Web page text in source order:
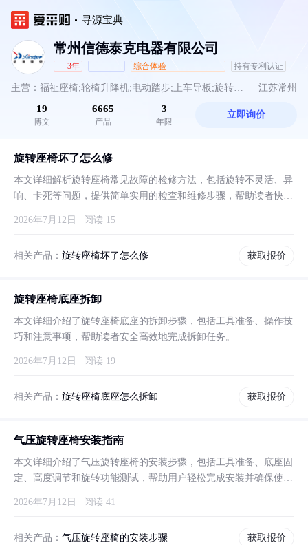
寻源宝典
常州信德泰克电器有限公司
3年 综合体验 持有专利认证
江苏常州
主营：福祉座椅;轮椅升降机;电动踏步;上车导板;旋转座
椅;伸缩踏步;轮椅上车导板;分离式福祉座椅
19
博文
6665
产品
3
年限
立即询价
旋转座椅坏了怎么修
本文详细解析旋转座椅常见故障的检修方法，包括旋转不灵活、异
响、卡死等问题，提供简单实用的检查和维修步骤，帮助读者快速
2026年7月12日 | 阅读 15
相关产品： 旋转座椅坏了怎么修 获取报价
旋转座椅底座拆卸
本文详细介绍了旋转座椅底座的拆卸步骤，包括工具准备、操作技
巧和注意事项，帮助读者安全高效地完成拆卸任务。
2026年7月12日 | 阅读 19
相关产品： 旋转座椅底座怎么拆卸 获取报价
气压旋转座椅安装指南
本文详细介绍了气压旋转座椅的安装步骤，包括工具准备、底座固
定、高度调节和旋转功能测试，帮助用户轻松完成安装并确保使用
2026年7月12日 | 阅读 41
相关产品： 气压旋转座椅的安装步骤 获取报价